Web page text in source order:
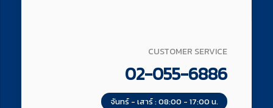
CUSTOMER SERVICE
02-055-6886
จันทร์ - เสาร์ : 08:00 - 17:00 น.